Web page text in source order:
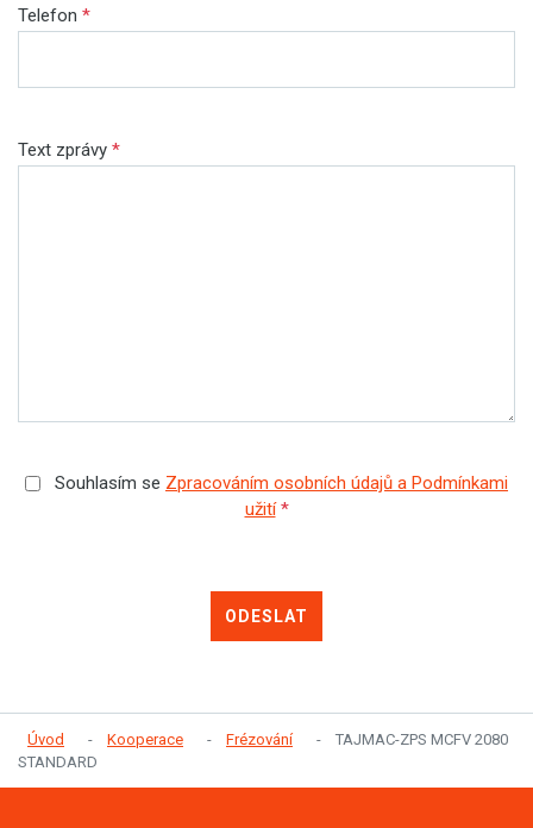
Telefon *
Text zprávy *
Souhlasím se Zpracováním osobních údajů a Podmínkami
užití *
ODESLAT
Úvod Kooperace Frézování
TAJMAC-ZPS MCFV 2080
STANDARD